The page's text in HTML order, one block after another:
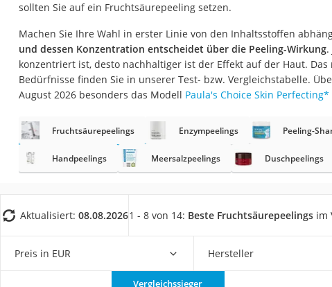
Epilierer
Reisehaartrockner
Eiweißpulver
Magnesiumpräparat
Katzenklappe
Nackenmassagegerät
Zeckenschutz Katze
leichter Haartrockner
Schildkrötenhaus
Massagegerät
Service
sollten Sie auf ein Fruchtsäurepeeling setzen.
Machen Sie Ihre Wahl in erster Linie von den Inhaltsstoffen
und dessen Konzentration entscheidet über die Peeling-Wirkung.
konzentriert ist, desto nachhaltiger ist der Effekt auf der Haut.
Bedürfnisse finden Sie in unserer Test- bzw. Vergleichstabelle.
August 2026 besonders das Modell Paula's Choice Skin Perfecting*
Fruchtsäurepeelings Enzympeelings Peeling-
Handpeelings Meersalzpeelings Duschpeelings
Aktualisiert: 08.08.20261 - 8 von 14: Beste Fruchtsäurepeelings im
Preis in EUR Hersteller
Vergleichssieger